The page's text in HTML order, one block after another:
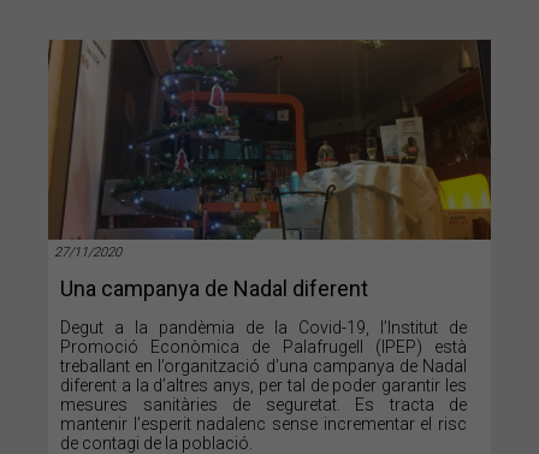
27/11/2020
Una campanya de Nadal diferent
Degut a la pandèmia de la Covid-19, l’Institut de
Promoció Econòmica de Palafrugell (IPEP) està
treballant en l’organització d’una campanya de Nadal
diferent a la d’altres anys, per tal de poder garantir les
mesures sanitàries de seguretat. Es tracta de
mantenir l’esperit nadalenc sense incrementar el risc
de contagi de la població.